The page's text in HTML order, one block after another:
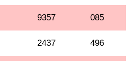
9357 085
2437 496